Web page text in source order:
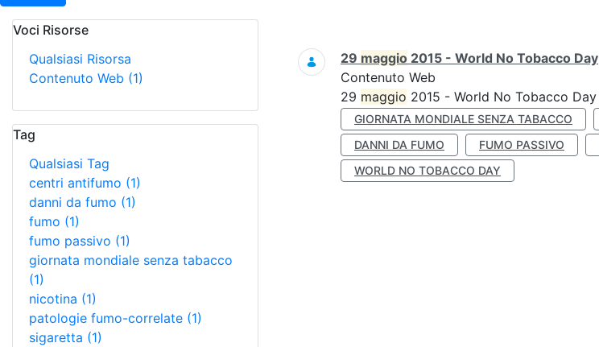
Voci Risorse
Qualsiasi Risorsa
Contenuto Web (1)
Tag
Qualsiasi Tag
centri antifumo (1)
danni da fumo (1)
fumo (1)
fumo passivo (1)
giornata mondiale senza tabacco
(1)
nicotina (1)
patologie fumo-correlate (1)
sigaretta (1)
Ricerca
29 maggio 2015 - World No Tobacco Day
Contenuto Web
29 maggio 2015 - World No Tobacco Day
GIORNATA MONDIALE SENZA TABACCO
DANNI DA FUMO
FUMO PASSIVO
WORLD NO TOBACCO DAY